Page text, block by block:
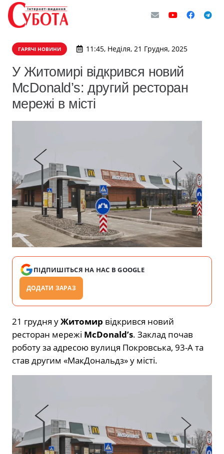
ГАРЯЧІ НОВИНИ 11:45, Неділя, 21 Грудня, 2025
У Житомирі відкрився новий
McDonald’s: другий ресторан
мережі в місті
ПІДПИШІТЬСЯ НА НАС В GOOGLE
ДОДАТИ ЗАРАЗ
21 грудня уЖитомир відкрився новий
ресторан мережі McDonald’s. Заклад почав
роботу за адресою вулиця Покровська, 93-А та
став другим «МакДональдз» у місті.